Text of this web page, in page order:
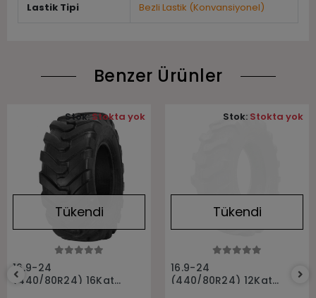
Lastik Tipi Bezli Lastik (Konvansiyonel)
Benzer Ürünler
Stokta Yok
Tükendi
16.9-24
(440/80R24) 16Kat
Stok:Stokta yok
Stokta Yok
Tükendi
16.9-24
(440/80R24) 12Kat
Stok: Stokta yok